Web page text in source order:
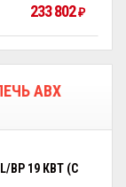
233 802 ₽
ABX
BP 19 КВТ (С